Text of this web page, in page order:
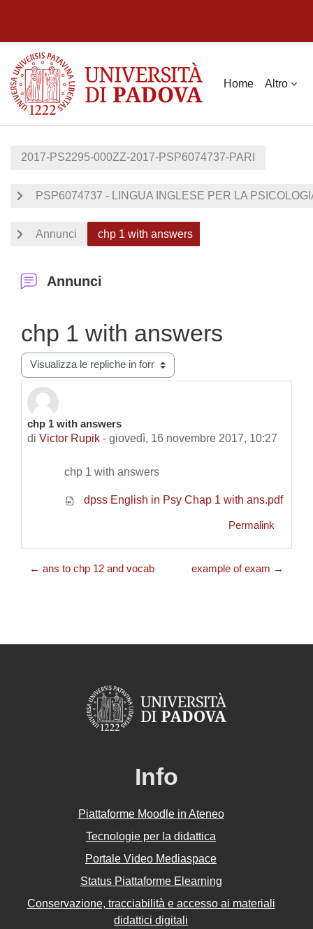
Home Altro
2017-PS2295-000ZZ-2017-PSP6074737-PARI
PSP6074737 - LINGUA INGLESE PER LA
Annunci chp 1 with answers
Annunci
chp 1 with answers
Modalità visualizzazione
chp 1 with answers
di Victor Rupik - giovedì, 16 novembre 2017, 10:27
Numero di risposte: 0
chp 1 with answers
dpss English in Psy Chap 1 with ans.pdf
Permalink
← ans to chp 12 and vocab example of exam →
Info
Piattaforme Moodle in Ateneo
Tecnologie per la didattica
Portale Video Mediaspace
Status Piattaforme Elearning
Conservazione, tracciabilità e accesso ai materiali
didattici digitali